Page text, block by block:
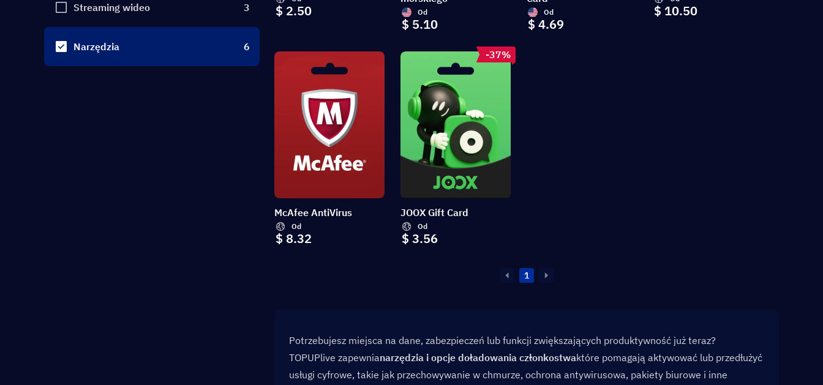
Streaming wideo 3
Narzędzia 6
$ 2.50 Od
$ 5.10
Od
$ 4.69
$ 10.50
McAfee AntiVirus
Od
$ 8.32
-37%
JOOX Gift Card
Od
$ 3.56
1
Potrzebujesz miejsca na dane, zabezpieczeń lub funkcji zwiększających produktywność już teraz?
TOPUPlive zapewnianarzędzia i opcje doładowania członkostwaktóre pomagają aktywować lub przedłużyć
usługi cyfrowe, takie jak przechowywanie w chmurze, ochrona antywirusowa, pakiety biurowe i inne